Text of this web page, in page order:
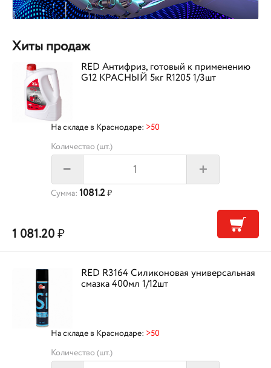
Хиты продаж
RED Антифриз, готовый к применению
G12 КРАСНЫЙ 5кг R1205 1/3шт
На складе в Краснодаре: >50
Количество (шт.)
– +
Сумма: 1081.2₽
1 081.20₽
RED R3164 Силиконовая универсальная
смазка 400мл 1/12шт
На складе в Краснодаре: >50
Количество (шт.)